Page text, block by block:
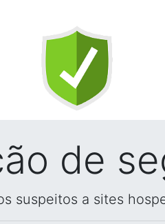
de
suspeitos a sites